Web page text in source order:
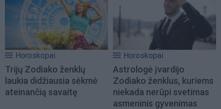
Horoskopai
Trijų Zodiako ženklų
laukia didžiausia sėkmė
ateinančią savaitę
Horoskopai
Astrologė įvardijo
Zodiako ženklus, kuriems
niekada nerūpi svetimas
asmeninis gyvenimas